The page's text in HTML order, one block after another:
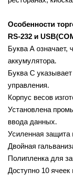
Особенности
RS-232 и
Буква А означает,
аккумулятора.
Буква С
управления.
Корпус весов
Установлена
ввода данных.
Усиленная защита
Двойная
Полипленка для
Доступно 10